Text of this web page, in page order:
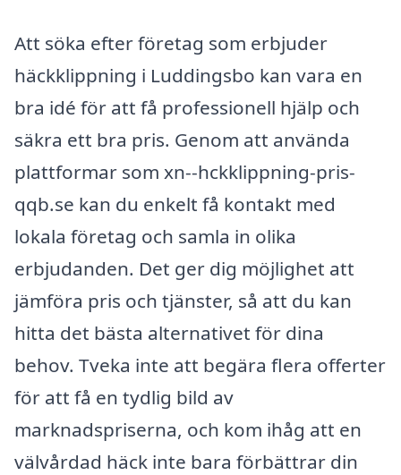
Att söka efter företag som erbjuder
häckklippning i Luddingsbo kan vara en
bra idé för att få professionell hjälp och
säkra ett bra pris. Genom att använda
plattformar som xn--hckklippning-pris-
qqb.se kan du enkelt få kontakt med
lokala företag och samla in olika
erbjudanden. Det ger dig möjlighet att
jämföra pris och tjänster, så att du kan
hitta det bästa alternativet för dina
behov. Tveka inte att begära flera offerter
för att få en tydlig bild av
marknadspriserna, och kom ihåg att en
välvårdad häck inte bara förbättrar din